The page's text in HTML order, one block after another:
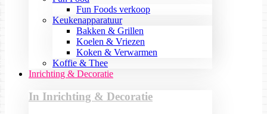
Fun Foods verkoop
Keukenapparatuur
Bakken & Grillen
Koelen & Vriezen
Koken & Verwarmen
Koffie & Thee
Inrichting & Decoratie
In Inrichting & Decoratie